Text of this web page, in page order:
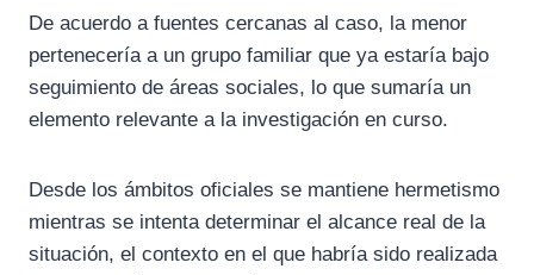
De acuerdo a fuentes cercanas al caso, la menor
pertenecería a un grupo familiar que ya estaría bajo
seguimiento de áreas sociales, lo que sumaría un
elemento relevante a la investigación en curso.
Desde los ámbitos oficiales se mantiene hermetismo
mientras se intenta determinar el alcance real de la
situación, el contexto en el que habría sido realizada